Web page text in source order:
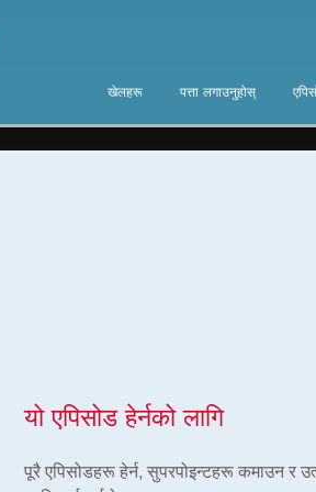
खेलहरू पत्ता लगाउनुहोस्
यो एपिसोड हेर्नको लागि
पूरै एपिसोडहरू हेर्न, सुपरपोइन्टहरू कमाउन र